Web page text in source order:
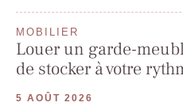
MOBILIER
Louer un garde-
de stocker à votre
5 AOÛT 2026